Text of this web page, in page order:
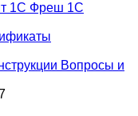
1С Фреш 1С
Вопросы и